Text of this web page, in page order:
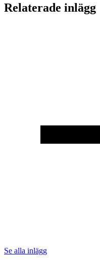
Relaterade inlägg
Se alla inlägg